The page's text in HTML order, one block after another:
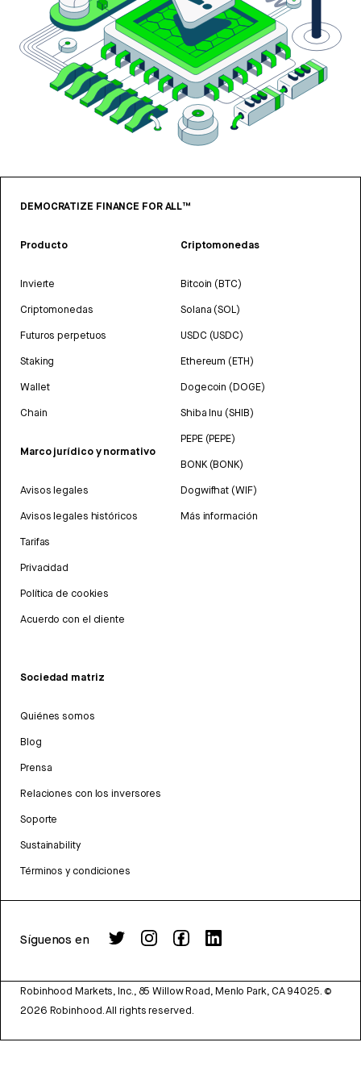
DEMOCRATIZE FINANCE FOR ALL™
Producto
Invierte
Criptomonedas
Futuros perpetuos
Staking
Wallet
Chain
Marco jurídico y normativo
Avisos legales
Avisos legales históricos
Tarifas
Privacidad
Política de cookies
Acuerdo con el cliente
Criptomonedas
Bitcoin (BTC)
Solana (SOL)
USDC (USDC)
Ethereum (ETH)
Dogecoin (DOGE)
Shiba Inu (SHIB)
PEPE (PEPE)
BONK (BONK)
Dogwifhat (WIF)
Más información
Sociedad matriz
Quiénes somos
Blog
Prensa
Relaciones con los inversores
Soporte
Sustainability
Términos y condiciones
Síguenos en
Robinhood Markets, Inc., 85 Willow Road, Menlo Park, CA 94025. ©
2026 Robinhood. All rights reserved.